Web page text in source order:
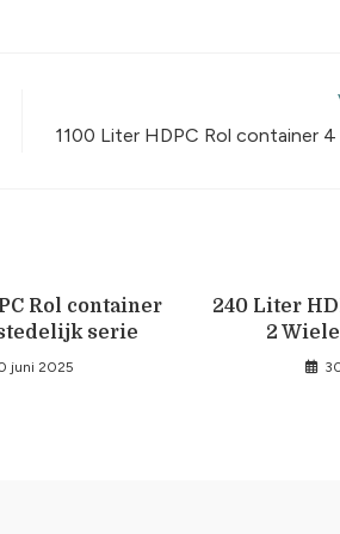
1100 Liter HDPC Rol container
Rol container
serie
juni 2025
240 Liter
2